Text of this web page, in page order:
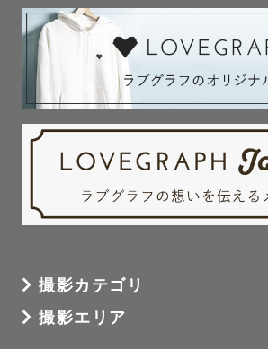
撮影カテゴリ
撮影エリア